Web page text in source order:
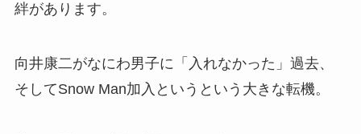
絆があります。
向井康二がなにわ男子に「入れなかった」過去、
そしてSnow Man加入というという大きな転機。